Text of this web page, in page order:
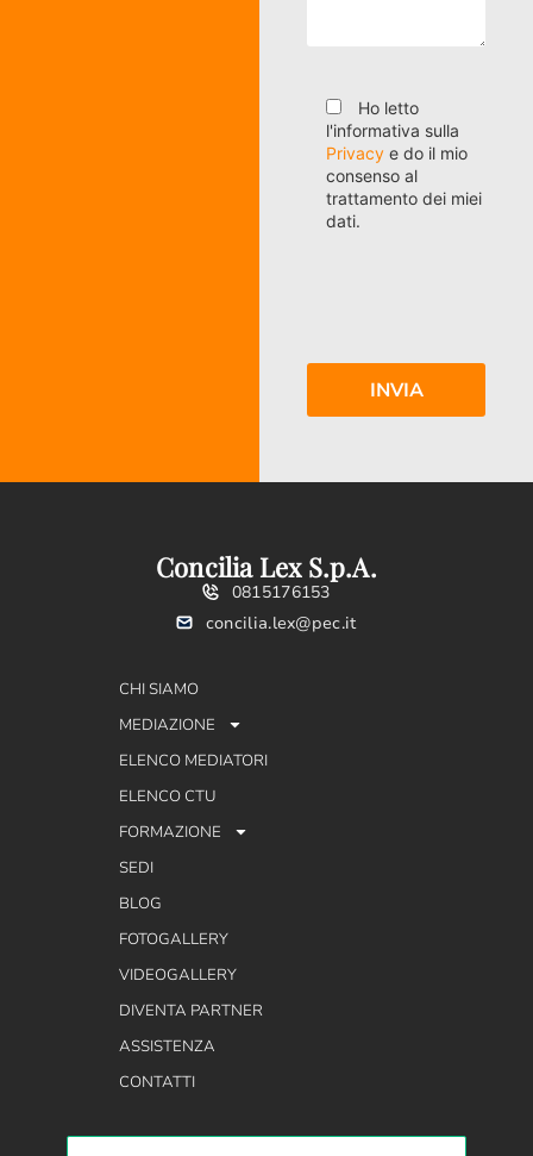
Ho letto
l'informativa sulla
Privacy e do il mio
consenso al
trattamento dei miei
dati.
Concilia Lex S.p.A.
0815176153
concilia.lex@pec.it
CHI SIAMO
MEDIAZIONE
ELENCO MEDIATORI
ELENCO CTU
FORMAZIONE
SEDI
BLOG
FOTOGALLERY
VIDEOGALLERY
DIVENTA PARTNER
ASSISTENZA
CONTATTI